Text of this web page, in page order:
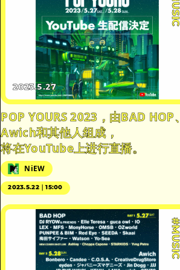
2023.5.27
POP YOURS 2023，由BAD HOP、
Awich和其他人组成，
将在YouTube上进行直播。
NiEW
2023.5.22｜15:00
#MUSIC